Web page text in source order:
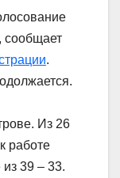
сообщает
.
Из 26
работе
39 – 33.